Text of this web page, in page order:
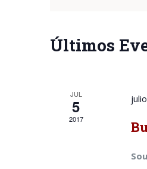
de
palabra
Últimos
JUL
5
2017